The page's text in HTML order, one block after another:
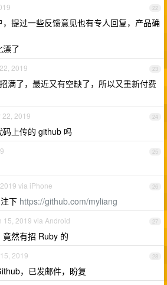
22
提过一些反馈意见也有专人回复，产品确
漂了
23
2019
满了，最近又有空缺了，所以又重新付费
24
22, 2019
上传的 github 吗
25
26
via iPhone
下 https://github.com/myliang
27
15, 2019 via Android
然有招 Ruby 的
28
2019
，已发邮件，盼复